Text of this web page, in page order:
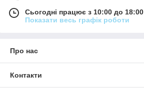
Сьогодні працює з 10:00 до 18:00
Показати весь графік роботи
Про нас
Контакти